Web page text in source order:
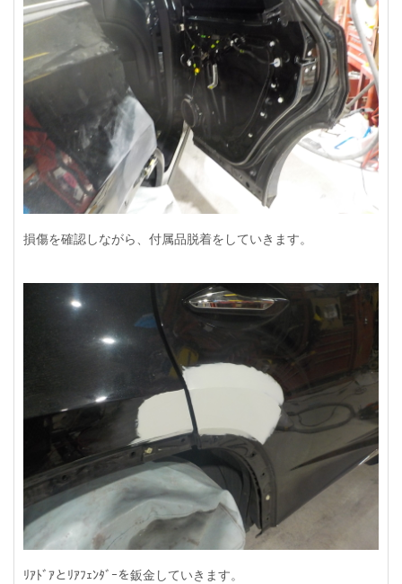
損傷を確認しながら、付属品脱着をしていきます。
ﾘｱﾄﾞｱとﾘｱﾌｪﾝﾀﾞｰを鈑金していきます。